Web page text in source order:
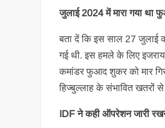
जुलाई 2024 में मारा गया था
बता दें कि इस साल 27 जुलाई
गई थी. इस हमले के लिए
कमांडर फुआद शुकर को मार
हिज्बुल्लाह के संभावित खतरों
IDF ने कही ऑपरेशन जारी